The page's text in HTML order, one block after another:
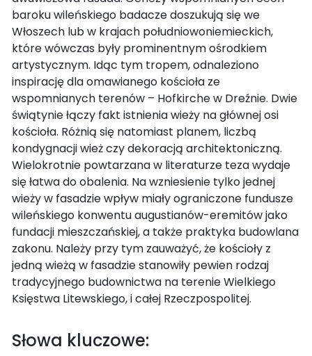
baroku wileńskiego badacze doszukują się we
Włoszech lub w krajach południowoniemieckich,
które wówczas były prominentnym ośrodkiem
artystycznym. Idąc tym tropem, odnaleziono
inspirację dla omawianego kościoła ze
wspomnianych terenów – Hofkirche w Dreźnie. Dwie
świątynie łączy fakt istnienia wieży na głównej osi
kościoła. Różnią się natomiast planem, liczbą
kondygnacji wież czy dekoracją architektoniczną.
Wielokrotnie powtarzana w literaturze teza wydaje
się łatwa do obalenia. Na wzniesienie tylko jednej
wieży w fasadzie wpływ miały ograniczone fundusze
wileńskiego konwentu augustianów-eremitów jako
fundacji mieszczańskiej, a także praktyka budowlana
zakonu. Należy przy tym zauważyć, że kościoły z
jedną wieżą w fasadzie stanowiły pewien rodzaj
tradycyjnego budownictwa na terenie Wielkiego
Księstwa Litewskiego, i całej Rzeczpospolitej.
Słowa kluczowe: